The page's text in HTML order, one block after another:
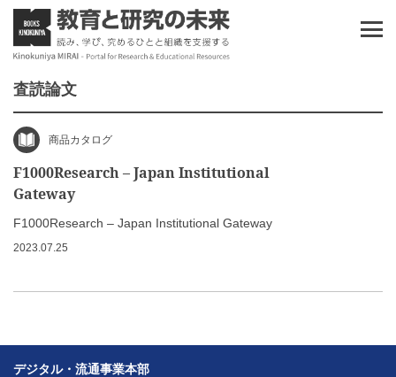
査読論文
商品カタログ
F1000Research – Japan Institutional
Gateway
F1000Research – Japan Institutional Gateway
2023.07.25
デジタル・流通事業本部